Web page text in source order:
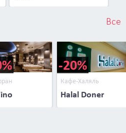
Все
-20%
Кафе-Халяль
Halal Doner